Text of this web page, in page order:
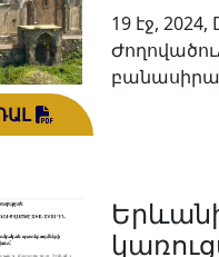
19 էջ, 2024,